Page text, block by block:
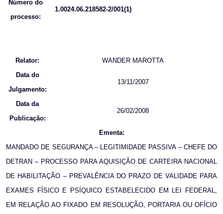
Número do
processo:
1.0024.06.218582-2/001(1)
Relator:
WANDER MAROTTA
Data do
Julgamento:
13/11/2007
Data da
Publicação:
26/02/2008
Ementa:
MANDADO DE SEGURANÇA – LEGITIMIDADE PASSIVA – CHEFE DO
DETRAN – PROCESSO PARA AQUISIÇÃO DE CARTEIRA NACIONAL
DE HABILITAÇÃO – PREVALÊNCIA DO PRAZO DE VALIDADE PARA
EXAMES FÍSICO E PSÍQUICO ESTABELECIDO EM LEI FEDERAL,
EM RELAÇÃO AO FIXADO EM RESOLUÇÃO, PORTARIA OU OFÍCIO